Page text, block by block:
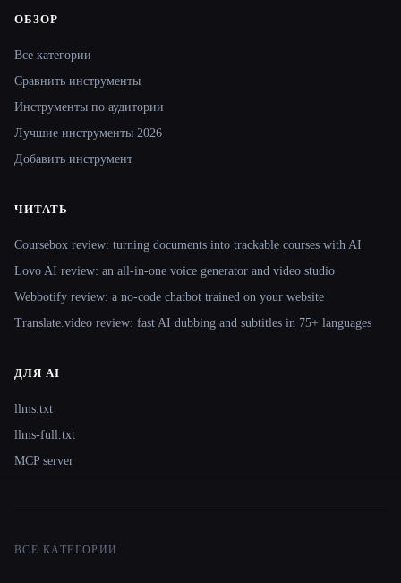
Site navigation
ОБЗОР
Все категории
Сравнить инструменты
Инструменты по аудитории
Лучшие инструменты 2026
Добавить инструмент
ЧИТАТЬ
Coursebox review: turning documents into trackable courses with AI
Lovo AI review: an all-in-one voice generator and video studio
Webbotify review: a no-code chatbot trained on your website
Translate.video review: fast AI dubbing and subtitles in 75+ languages
ДЛЯ AI
llms.txt
llms-full.txt
MCP server
ВСЕ КАТЕГОРИИ